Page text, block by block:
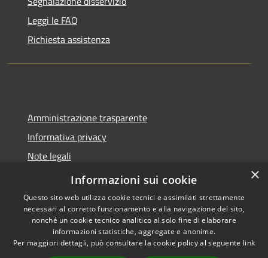
Leggi le FAQ
Richiesta assistenza
Amministrazione trasparente
Informativa privacy
Note legali
Dichiarazione di accessibilità
Accessibilità
Copyright © 2026 • Comune di
Molinella • Powered by
×
Informazioni sui cookie
Questo sito web utilizza cookie tecnici e assimilati strettamente
necessari al corretto funzionamento e alla navigazione del sito,
nonché un cookie tecnico analitico al solo fine di elaborare
informazioni statistiche, aggregate e anonime.
Per maggiori dettagli, può consultare la cookie policy al seguente link